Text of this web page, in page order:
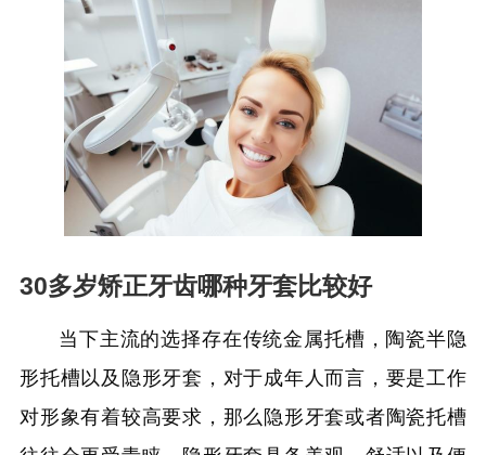
30多岁矫正牙齿哪种牙套比较好
当下主流的选择存在传统金属托槽，陶瓷半隐
形托槽以及隐形牙套，对于成年人而言，要是工作
对形象有着较高要求，那么隐形牙套或者陶瓷托槽